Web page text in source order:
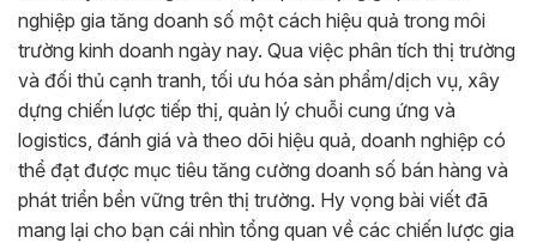
nghiệp gia tăng doanh số một cách hiệu quả trong môi
trường kinh doanh ngày nay. Qua việc phân tích thị trường
và đối thủ cạnh tranh, tối ưu hóa sản phẩm/dịch vụ, xây
dựng chiến lược tiếp thị, quản lý chuỗi cung ứng và
logistics, đánh giá và theo dõi hiệu quả, doanh nghiệp có
thể đạt được mục tiêu tăng cường doanh số bán hàng và
phát triển bền vững trên thị trường. Hy vọng bài viết đã
mang lại cho bạn cái nhìn tổng quan về các chiến lược gia